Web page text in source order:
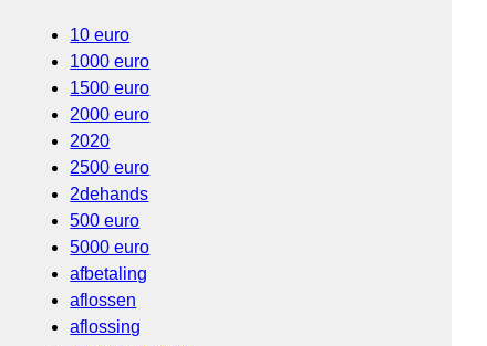
10 euro
1000 euro
1500 euro
2000 euro
2020
2500 euro
2dehands
500 euro
5000 euro
afbetaling
aflossen
aflossing